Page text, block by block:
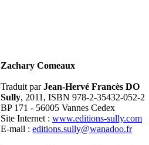
Zachary Comeaux
Traduit parJean-Hervé Francès DO
Sully, 2011, ISBN 978-2-35432-052-2
BP 171 - 56005 Vannes Cedex
Site Internet : www.editions-sully.com
E-mail : editions.sully@wanadoo.fr